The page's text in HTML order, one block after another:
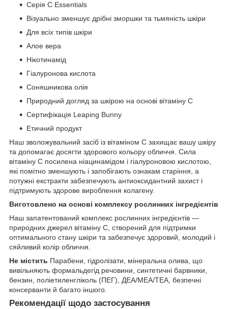
Серія C Essentials
Візуально зменшує дрібні зморшки та тьмяність шкіри
Для всіх типів шкіри
Алое вера
Нікотинамід
Гіалуронова кислота
Соняшникова олія
Природний догляд за шкірою на основі вітаміну C
Сертифікація Leaping Bunny
Етичний продукт
Наш зволожувальний засіб із вітаміном C захищає вашу шкіру
та допомагає досягти здорового кольору обличчя. Сила
вітаміну C посилена ніацинамідом і гіалуроновою кислотою,
які помітно зменшують і запобігають ознакам старіння, а
потужні екстракти забезпечують антиоксидантний захист і
підтримують здорове вироблення колагену.
Виготовлено на основі комплексу рослинних інгредієнтів
Наш запатентований комплекс рослинних інгредієнтів —
природних джерел вітаміну C, створений для підтримки
оптимального стану шкіри та забезпечує здоровий, молодий і
сяйливий колір обличчя.
Не містить Парабени, гідролізати, мінеральна олива, що
вивільняють формальдегід речовини, синтетичні барвники,
бензин, поліетиленгліколь (ПЕГ), ДЕА/МЕА/ТЕА, безпечні
консерванти й багато іншого.
Рекомендації щодо застосування